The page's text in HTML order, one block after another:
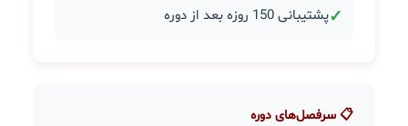
✓پشتیبانی 150 روزه بعد از دوره
📋 سرفصل‌های دوره